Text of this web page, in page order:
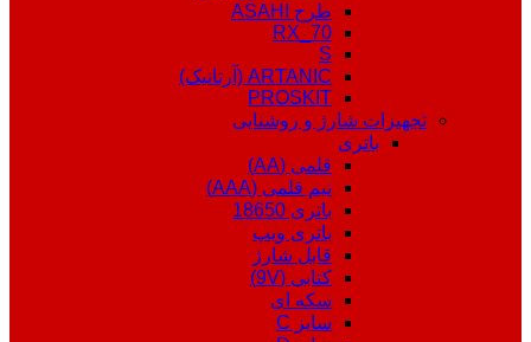
طرح ASAHI
RX_70
S
ARTANIC (آرتانیک)
PROSKIT
تجهیزات شارژ و روشنایی
باتری
قلمی (AA)
نیم قلمی (AAA)
باتری 18650
باتری ویپ
قابل شارژ
کتابی (9V)
سکه ای
سایز C